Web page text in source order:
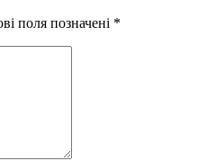
поля позначені *